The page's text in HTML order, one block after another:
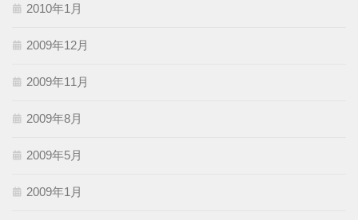
2010年1月
2009年12月
2009年11月
2009年8月
2009年5月
2009年1月